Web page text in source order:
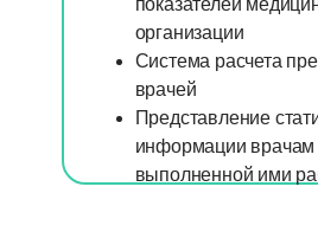
показателей
организации
Система расчета
врачей
Представление
информации врачам
выполненной ими